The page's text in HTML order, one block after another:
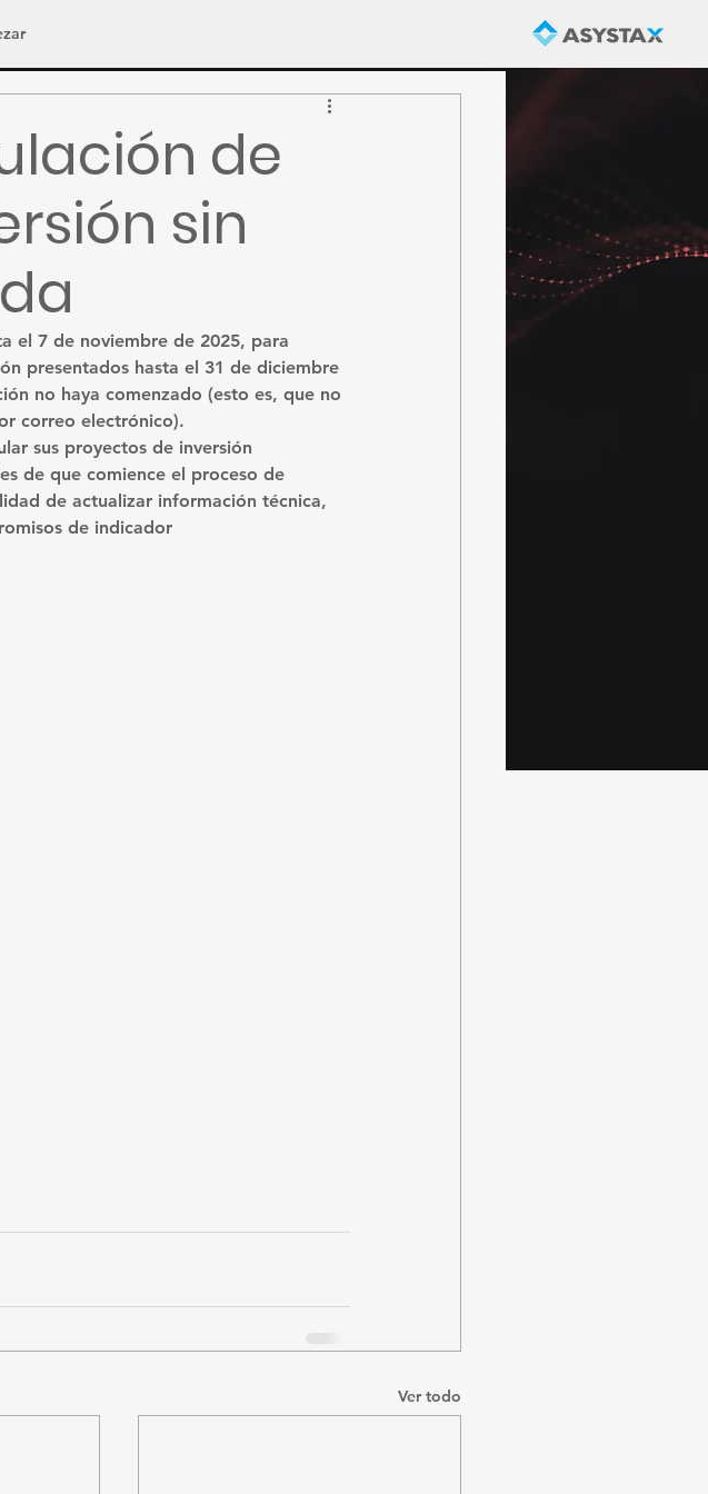
de
sin
el 7 de noviembre de 2025, para
presentados hasta el 31 de diciembre
no haya comenzado (esto es, que no
correo electrónico).
sus proyectos de inversión
de que comience el proceso de
de actualizar información técnica,
de indicador
Ver todo